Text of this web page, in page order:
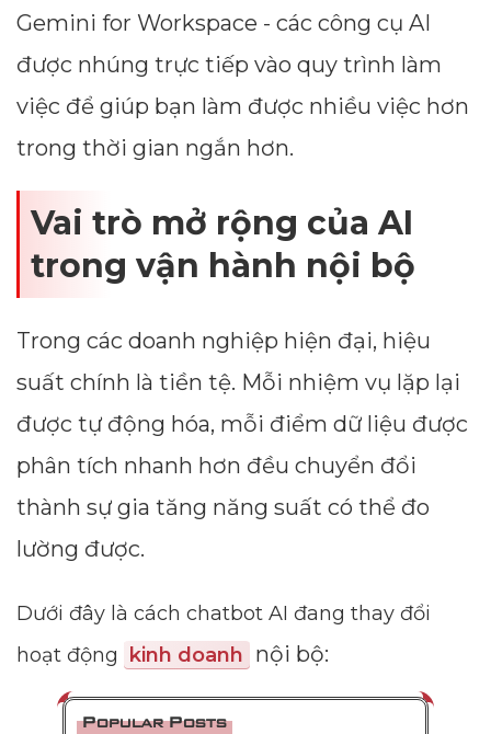
Gemini for Workspace - các công cụ AI
được nhúng trực tiếp vào quy trình làm
việc để giúp bạn làm được nhiều việc hơn
trong thời gian ngắn hơn.
Vai trò mở rộng của AI
trong vận hành nội bộ
Trong các doanh nghiệp hiện đại, hiệu
suất chính là tiền tệ. Mỗi nhiệm vụ lặp lại
được tự động hóa, mỗi điểm dữ liệu được
phân tích nhanh hơn đều chuyển đổi
thành sự gia tăng năng suất có thể đo
lường được.
Dưới đây là cách chatbot AI đang thay đổi
hoạt động
kinh doanh nội bộ:
Popular Posts